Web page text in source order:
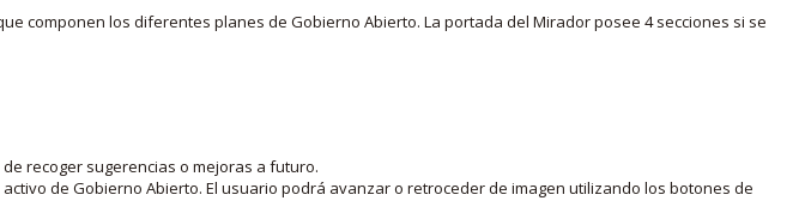
componen los diferentes planes de Gobierno Abierto. La portada del Mirador posee 4 secciones si se
recoger sugerencias o mejoras a futuro.
de Gobierno Abierto. El usuario podrá avanzar o retroceder de imagen utilizando los botones de